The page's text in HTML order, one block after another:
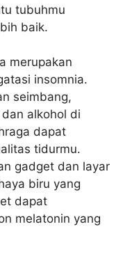
tubuhmu
baik.
merupakan
insomnia.
seimbang,
alkohol di
dapat
tidurmu.
gadget dan layar
biru yang
dapat
melatonin yang